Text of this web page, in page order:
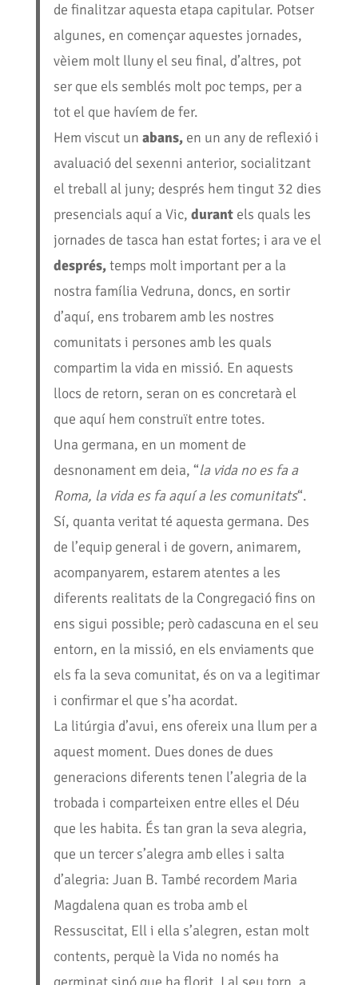
de finalitzar aquesta etapa capitular. Potser
algunes, en començar aquestes jornades,
vèiem molt lluny el seu final, d’altres, pot
ser que els semblés molt poc temps, per a
tot el que havíem de fer.
Hem viscut unabans, en un any de reflexió i
avaluació del sexenni anterior, socialitzant
el treball al juny; després hem tingut 32 dies
presencials aquí a Vic,durant els quals les
jornades de tasca han estat fortes; i ara ve el
després,temps molt important per a la
nostra família Vedruna, doncs, en sortir
d’aquí, ens trobarem amb les nostres
comunitats i persones amb les quals
compartim la vida en missió. En aquests
llocs de retorn, seran on es concretarà el
que aquí hem construït entre totes.
Una germana, en un moment de
desnonament em deia, “la vida no es fa a
Roma, la vida es fa aquí a les comunitats“.
Sí, quanta veritat té aquesta germana. Des
de l’equip general i de govern, animarem,
acompanyarem, estarem atentes a les
diferents realitats de la Congregació fins on
ens sigui possible; però cadascuna en el seu
entorn, en la missió, en els enviaments que
els fa la seva comunitat, és on va a legitimar
i confirmar el que s’ha acordat.
La litúrgia d’avui, ens ofereix una llum per a
aquest moment. Dues dones de dues
generacions diferents tenen l’alegria de la
trobada i comparteixen entre elles el Déu
que les habita. És tan gran la seva alegria,
que un tercer s’alegra amb elles i salta
d’alegria: Juan B. També recordem Maria
Magdalena quan es troba amb el
Ressuscitat, Ell i ella s’alegren, estan molt
contents, perquè la Vida no només ha